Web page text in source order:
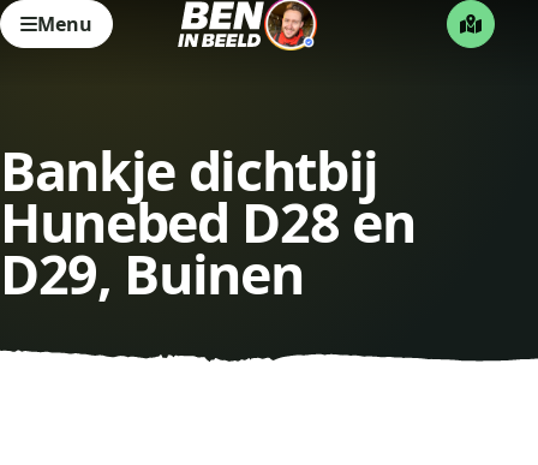
Menu
Bankje dichtbij
Hunebed D28 en
D29, Buinen